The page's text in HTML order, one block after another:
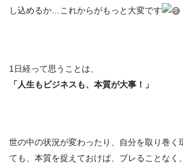
し込めるか…これからがもっと大変です
1日経って思うことは、
「人生もビジネスも、本質が大事！」
世の中の状況が変わったり、自分を取り巻く
ても、本質を捉えておけば、ブレることなく